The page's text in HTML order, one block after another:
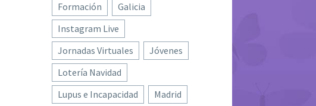
Formación
Galicia
Instagram Live
Jornadas Virtuales
Jóvenes
Lotería Navidad
Lupus e Incapacidad
Madrid